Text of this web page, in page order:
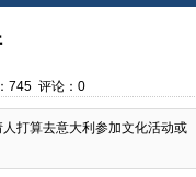
745 评论：0
打算去意大利参加文化活动或